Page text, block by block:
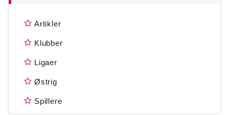
Artikler
Klubber
Ligaer
Østrig
Spillere